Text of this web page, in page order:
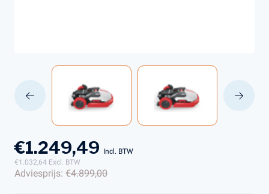
€1.249,49 Incl. BTW
€1.032,64 Excl. BTW
Adviesprijs: €4.899,00